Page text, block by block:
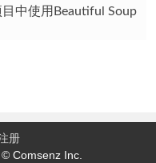
中使用Beautiful Soup
册
© Comsenz Inc.